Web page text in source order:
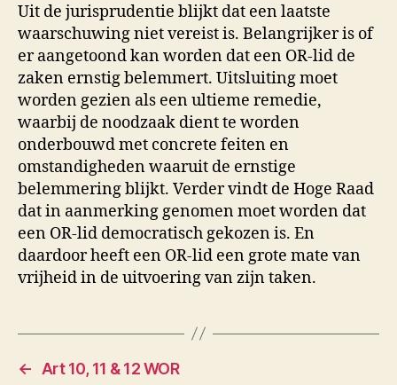
Uit de jurisprudentie blijkt dat een laatste
waarschuwing niet vereist is. Belangrijker is of
er aangetoond kan worden dat een OR-lid de
zaken ernstig belemmert. Uitsluiting moet
worden gezien als een ultieme remedie,
waarbij de noodzaak dient te worden
onderbouwd met concrete feiten en
omstandigheden waaruit de ernstige
belemmering blijkt. Verder vindt de Hoge Raad
dat in aanmerking genomen moet worden dat
een OR-lid democratisch gekozen is. En
daardoor heeft een OR-lid een grote mate van
vrijheid in de uitvoering van zijn taken.
←
Art 10, 11 & 12 WOR